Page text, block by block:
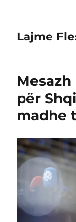
Lajme
për
madhe